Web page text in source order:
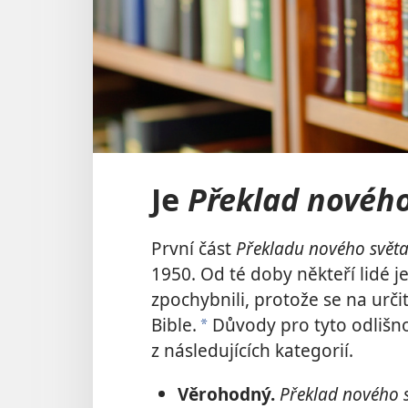
Je Překlad
První částPřekladu nového světa
1950. Od té doby někteří lidé
zpochybnili, protože se na
Bible. a Důvody pro tyto
z následujících kategorií.
Věrohodný.Překlad nového